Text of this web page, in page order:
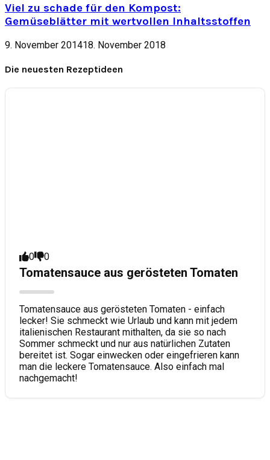
Viel zu schade für den Kompost:
Gemüseblätter mit wertvollen Inhaltsstoffen
9. November 201418. November 2018
Die neuesten Rezeptideen
0 0
Tomatensauce aus gerösteten Tomaten
Tomatensauce aus gerösteten Tomaten - einfach
lecker! Sie schmeckt wie Urlaub und kann mit jedem
italienischen Restaurant mithalten, da sie so nach
Sommer schmeckt und nur aus natürlichen Zutaten
bereitet ist. Sogar einwecken oder eingefrieren kann
man die leckere Tomatensauce. Also einfach mal
nachgemacht!